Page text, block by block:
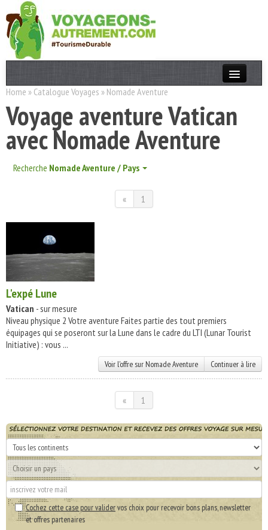
Actualités
T. Responsable
Destinations
Acteurs
Home » Catalogue Voyages » Nomade Aventure
Voyage aventure Vatican
avec Nomade Aventure
Recherche Nomade Aventure / Pays
« 1
L'expé Lune
Vatican - sur mesure
Niveau physique 2 Votre aventure Faites partie des tout premiers
équipages qui se poseront sur la Lune dans le cadre du LTI (Lunar Tourist
Initiative) : vous ...
Voir l'offre sur Nomade Aventure Continuer à lire
« 1
Cochez cette case pour validervos choix pour recevoir bons plans, newsletter
et offres partenaires